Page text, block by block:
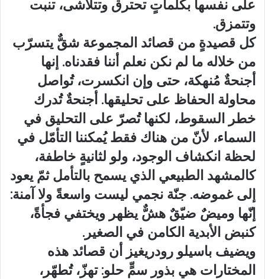
على نفسها بكلماتٍ تحترق وتتلاشى، تنبت
وتتمزق.
كل قصيدةٍ من قصائد المجموعة شقٌّ يتسرّب
من خلاله ما لم نكن نعلم أننا فقدناه. إنها
أجنحةٌ مُنهكة، حتى وإن انكسرت، تُواصل
محاولة الحفاظ على تحليقها. أجنحةٌ تُدرك
خطر السقوط، لكنها تُصرّ على التحليق في
السماء، لأنّ من هناك فقط يُمكننا التأمّل في
لحظة انكشاف الوجود، ولو لثانيةٍ خاطفة،
كالمشهد الطبيعي الذي يسمح بالتأمل ثمّ يعود
إلى غموضه. جنّة نجمي ليست واسعةً ولا آمنة:
إنّها وميضٌ ضيّقٌ هشٌّ يظهر ويختفي فجأةً،
كنبض الأبدية الكامن في الصغير.
ويضيف باسيلو رودريغيز أن قصائد هذه
المختارات هي بذور سمٍّ حلو: تهزّ، تُطهّر،